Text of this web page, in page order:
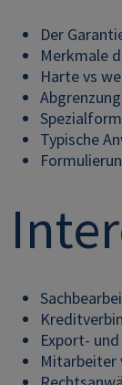
Der
Merkmale
Harte vs
Typische
Export-
Mitarbeiter